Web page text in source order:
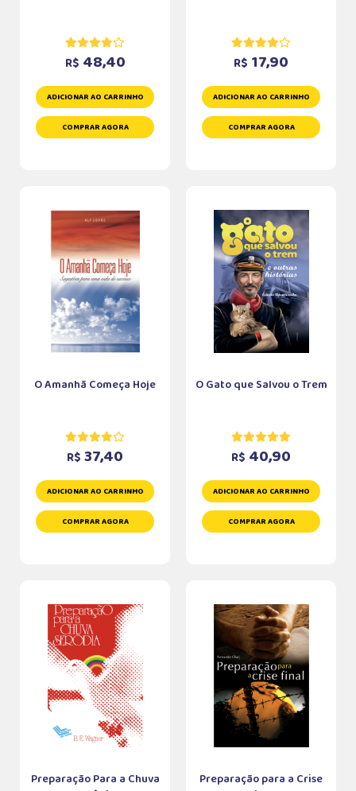
R$ 48,40
ADICIONAR AO CARRINHO
COMPRAR AGORA
R$ 17,90
ADICIONAR AO CARRINHO
COMPRAR AGORA
O Amanhã Começa Hoje
R$ 37,40
ADICIONAR AO CARRINHO
COMPRAR AGORA
O Gato que Salvou o Trem
R$ 40,90
ADICIONAR AO CARRINHO
COMPRAR AGORA
Preparação Para a Chuva
Preparação para a Crise